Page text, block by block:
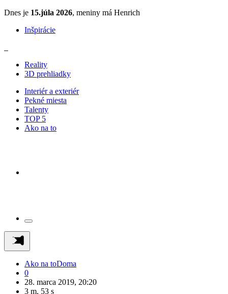
Dnes je 15.júla 2026, meniny má Henrich
Inšpirácie
Reality
3D prehliadky
Interiér a exteriér
Pekné miesta
Talenty
TOP 5
Ako na to
Ako na toDoma
0
28. marca 2019, 20:20
3 m, 53 s